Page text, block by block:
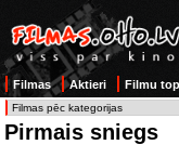
Filmas Aktieri Filmu
Pirmais sniegs